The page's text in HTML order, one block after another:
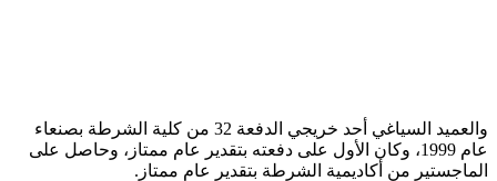
والعميد السياغي أحد خريجي الدفعة 32 من كلية الشرطة بصنعاء
عام 1999، وكان الأول على دفعته بتقدير عام ممتاز، وحاصل على
الماجستير من أكاديمية الشرطة بتقدير عام ممتاز.